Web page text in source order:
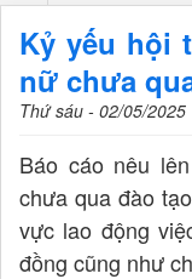
Kỷ yếu hội
nữ chưa
Thứ sáu - 02/05/2025
Báo cáo nêu
chưa qua đào
vực lao động
đồng cũng như